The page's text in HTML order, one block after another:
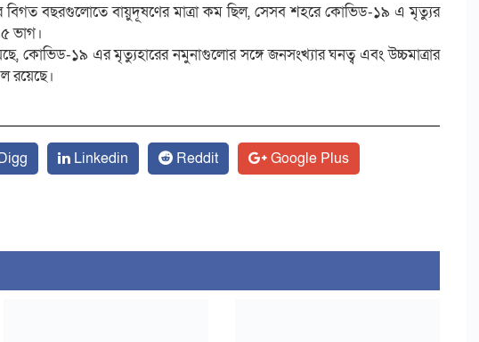
বিগত বছরগুলোতে বায়ুদূষণের মাত্রা কম ছিল, সেসব শহরে কোভিড-১৯ এ মৃত্যুর
ভাগ।
কোভিড-১৯ এর মৃত্যুহারের নমুনাগুলোর সঙ্গে জনসংখ্যার ঘনত্ব এবং উচ্চমাত্রার
রয়েছে।
Linkedin Reddit
Google Plus